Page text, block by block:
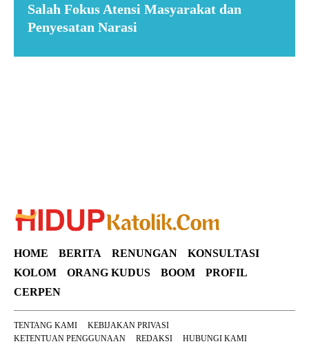
Salah Fokus Atensi Masyarakat dan
Penyesatan Narasi
HOME BERITA RENUNGAN
KONSULTASI
KOLOM
ORANG KUDUS BOOM
PROFIL
CERPEN
TENTANG KAMI
KEBIJAKAN PRIVASI
KETENTUAN PENGGUNAAN
REDAKSI HUBUNGI KAMI